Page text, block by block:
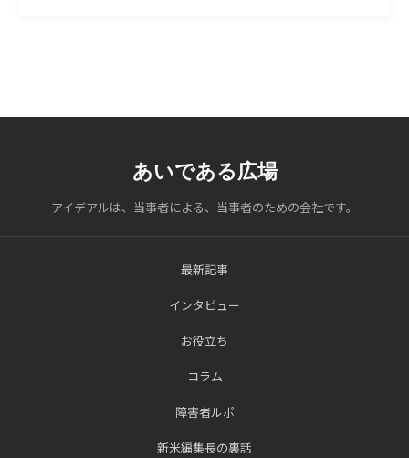
あいである広場
アイデアルは、当事者による、当事者のための会社です。
最新記事
インタビュー
お役立ち
コラム
障害者ルポ
新米編集長の裏話